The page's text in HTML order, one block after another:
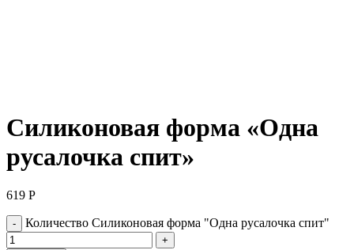
Силиконовая форма «Одна
русалочка спит»
619 Р
Количество Силиконовая форма "Одна русалочка спит"